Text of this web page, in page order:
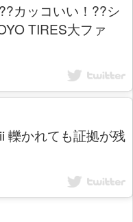
カッコいい！??シ
TIRES大ファ
轢かれても証拠が残